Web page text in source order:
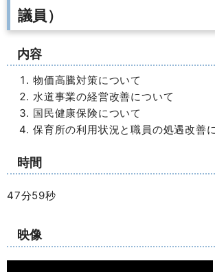
議員）
内容
物価高騰対策について
水道事業の経営改善について
国民健康保険について
保育所の利用状況と職員の処遇改善
時間
47分59秒
映像